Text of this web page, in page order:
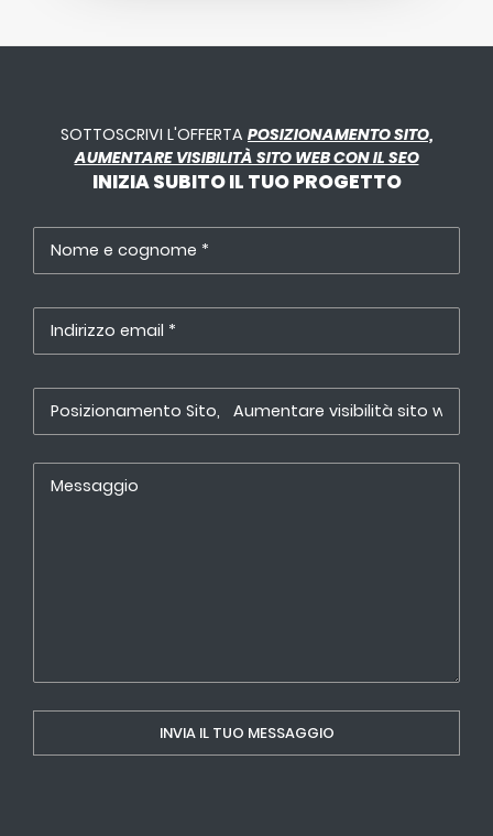
SOTTOSCRIVI L'OFFERTA POSIZIONAMENTO SITO,
AUMENTARE VISIBILITÀ SITO WEB CON IL SEO
INIZIA SUBITO IL TUO PROGETTO